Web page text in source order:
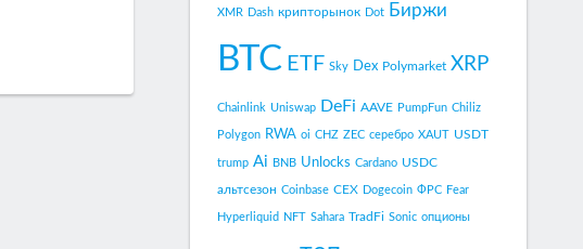
XMR Dash крипторынок Dot Биржи
BTC ETF Sky Dex Polymarket XRP
Chainlink Uniswap DeFi AAVE PumpFun Chiliz
Polygon RWA oi CHZ ZEC серебро XAUT USDT
trump Ai BNB Unlocks Cardano USDC
альтсезон Coinbase CEX Dogecoin ФРС Fear
Hyperliquid NFT Sahara TradFi Sonic опционы